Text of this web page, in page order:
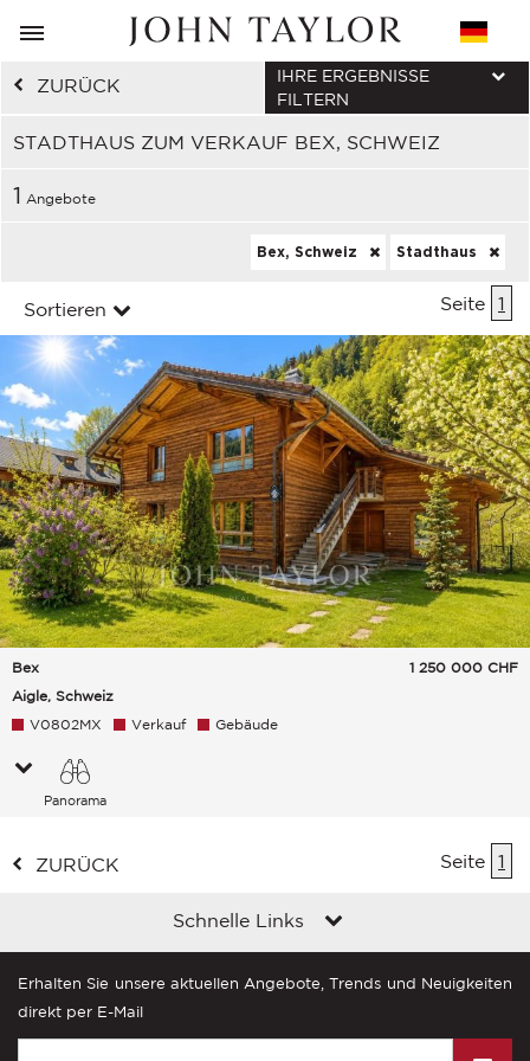
ZURÜCK
STADTHAUS ZUM VERKAUF BEX, SCHWEIZ
IHRE ERGEBNISSE
FILTERN
1 Angebote
Bex, Schweiz Stadthaus
Sortieren Seite 1
Bex
Aigle, Schweiz
1 250 000 CHF
V0802MX Verkauf Gebäude
Panorama
ZURÜCK Seite 1
Schnelle Links
Erhalten Sie unsere aktuellen Angebote, Trends und Neuigkeiten
direkt per E-Mail